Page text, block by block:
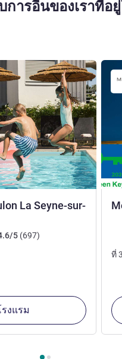
ารอื่นของเราที่อ
ประกอบการอื่นของเราที่อยู่ใ
ประกอบการอื่นของเราที่อยู่
La Seyne-sur-
จากแขก (เรทติ้งบน ALL)
5 (697รีวิว รายการ
)
งแรม
ค
ที่